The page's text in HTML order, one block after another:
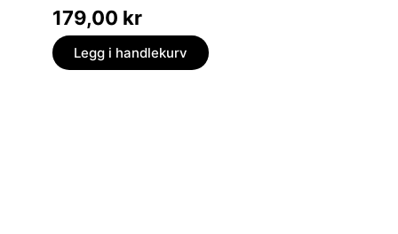
179,00 kr
Legg i handlekurv